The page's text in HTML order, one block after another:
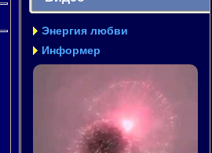
Энергия любви
Информер